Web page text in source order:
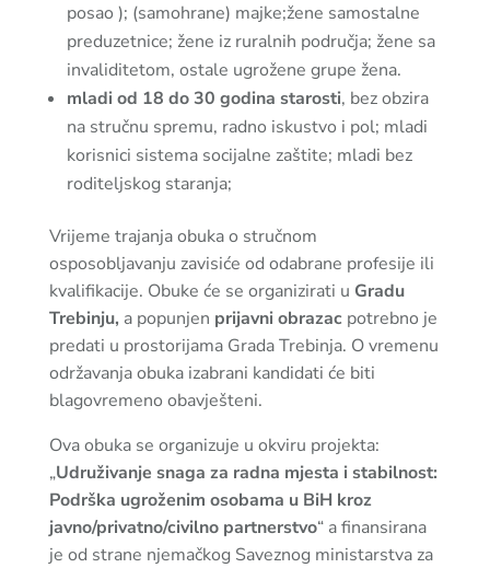
posao ); (samohrane) majke;žene samostalne
preduzetnice; žene iz ruralnih područja; žene sa
invaliditetom, ostale ugrožene grupe žena.
mladi od 18 do 30 godina starosti, bez obzira
na stručnu spremu, radno iskustvo i pol; mladi
korisnici sistema socijalne zaštite; mladi bez
roditeljskog staranja;
Vrijeme trajanja obuka o stručnom
osposobljavanju zavisiće od odabrane profesije ili
kvalifikacije. Obuke će se organizirati u Gradu
Trebinju, a popunjen prijavni obrazac potrebno je
predati u prostorijama Grada Trebinja. O vremenu
održavanja obuka izabrani kandidati će biti
blagovremeno obavješteni.
Ova obuka se organizuje u okviru projekta:
„Udruživanje snaga za radna mjesta i stabilnost:
Podrška ugroženim osobama u BiH kroz
javno/privatno/civilno partnerstvo“ a finansirana
je od strane njemačkog Saveznog ministarstva za